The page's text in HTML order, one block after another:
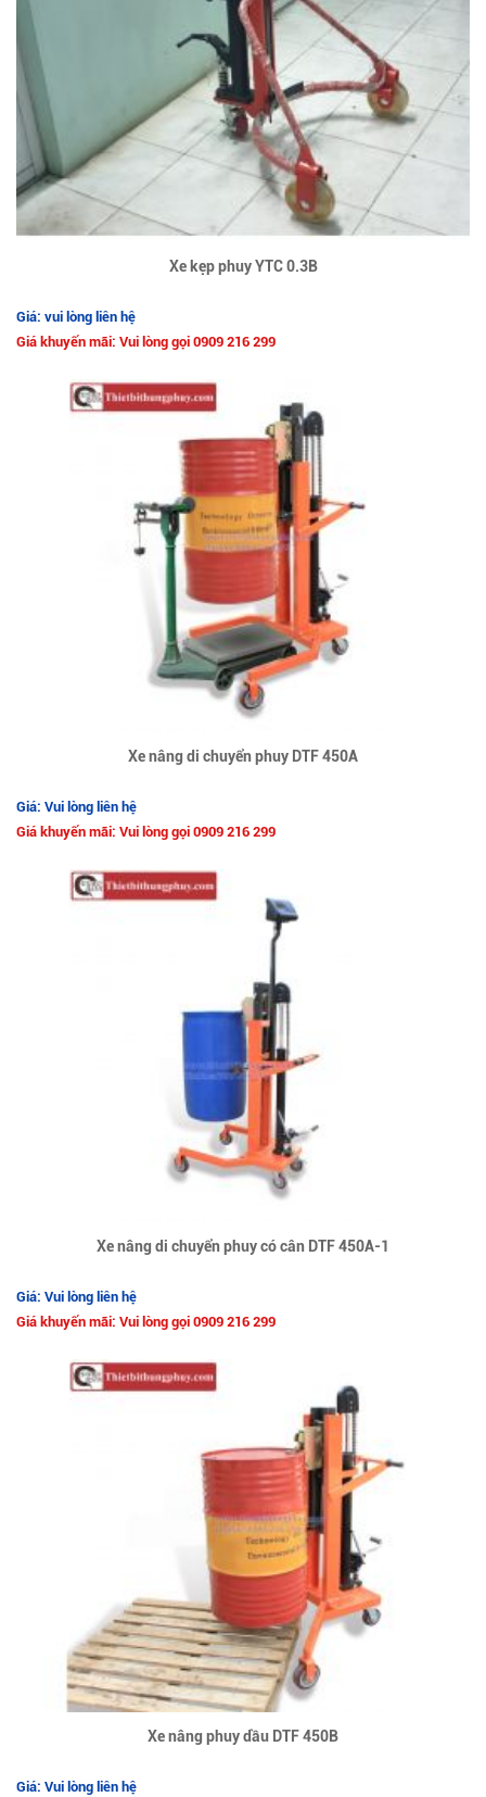
Xe kẹp phuy YTC 0.3B
Giá: vui lòng liên hệ
Giá khuyến mãi: Vui lòng gọi 0909 216 299
Xe nâng di chuyển phuy DTF 450A
Giá: Vui lòng liên hệ
Giá khuyến mãi: Vui lòng gọi 0909 216 299
Xe nâng di chuyển phuy có cân DTF 450A-1
Giá: Vui lòng liên hệ
Giá khuyến mãi: Vui lòng gọi 0909 216 299
Xe nâng phuy dầu DTF 450B
Giá: Vui lòng liên hệ